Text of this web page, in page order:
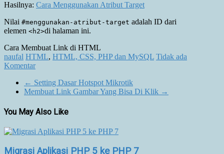
Hasilnya: Cara Menggunakan Atribut Target
Nilai #menggunakan-atribut-target adalah ID dari
elemen <h2>di halaman ini.
Cara Membuat Link di HTML
naufal HTML, HTML, CSS, PHP dan MySQL Tidak ada
Komentar
← Setting Dasar Hotspot Mikrotik
Membuat Link Gambar Yang Bisa Di Klik →
You May Also Like
Migrasi Aplikasi PHP 5 ke PHP 7